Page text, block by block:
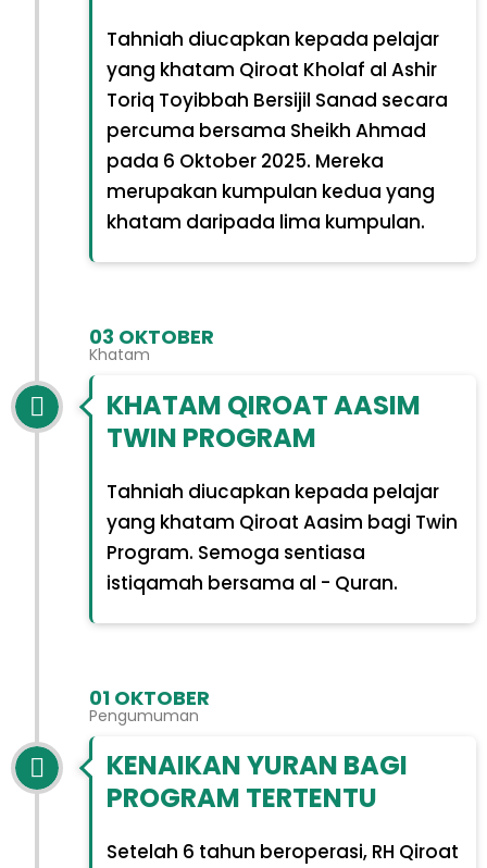
Tahniah diucapkan kepada pelajar
yang khatam Qiroat Kholaf al Ashir
Toriq Toyibbah Bersijil Sanad secara
percuma bersama Sheikh Ahmad
pada 6 Oktober 2025. Mereka
merupakan kumpulan kedua yang
khatam daripada lima kumpulan.
03 OKTOBER
Khatam
KHATAM QIROAT AASIM
TWIN PROGRAM
Tahniah diucapkan kepada pelajar
yang khatam Qiroat Aasim bagi Twin
Program. Semoga sentiasa
istiqamah bersama al - Quran.
01 OKTOBER
Pengumuman
KENAIKAN YURAN BAGI
PROGRAM TERTENTU
Setelah 6 tahun beroperasi, RH Qiroat